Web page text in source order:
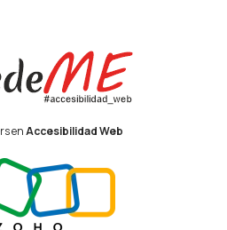
enAccesibilidad Web